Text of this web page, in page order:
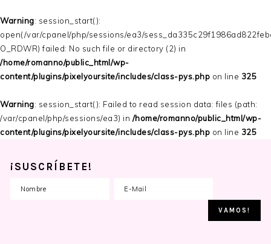
Warning: session_start():
open(/var/cpanel/php/sessions/ea3/
O_RDWR) failed: No such file or directory (2) in
/home/romanno/public_html/wp-
content/plugins/pixelyoursite/includes/class-pys.php on line 325
Warning: session_start(): Failed to read session data: files (path:
/var/cpanel/php/sessions/ea3) in /home/romanno/public_html/wp-
content/plugins/pixelyoursite/includes/class-pys.php on line 325
¡SUSCRÍBETE!